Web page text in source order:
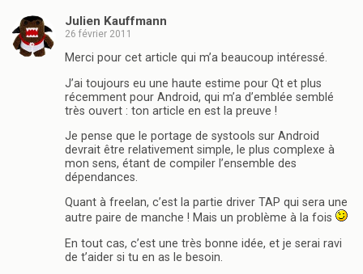
Julien Kauffmann
26 février 2011
Merci pour cet article qui m’a beaucoup intéressé.
J’ai toujours eu une haute estime pour Qt et plus
récemment pour Android, qui m’a d’emblée semblé
très ouvert : ton article en est la preuve !
Je pense que le portage de systools sur Android
devrait être relativement simple, le plus complexe à
mon sens, étant de compiler l’ensemble des
dépendances.
Quant à freelan, c’est la partie driver TAP qui sera une
autre paire de manche ! Mais un problème à la fois
En tout cas, c’est une très bonne idée, et je serai ravi
de t’aider si tu en as le besoin.